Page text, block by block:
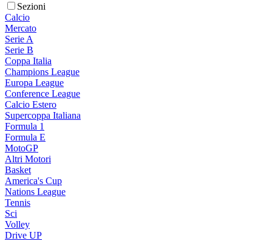
Sezioni
Calcio
Mercato
Serie A
Serie B
Coppa Italia
Champions League
Europa League
Conference League
Calcio Estero
Supercoppa Italiana
Formula 1
Formula E
MotoGP
Altri Motori
Basket
America's Cup
Nations League
Tennis
Sci
Volley
Drive UP